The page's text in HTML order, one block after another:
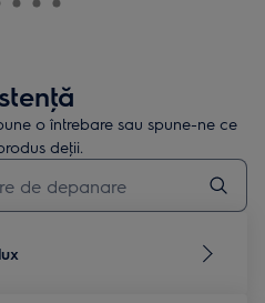
o întrebare sau spune-ne ce
deţii.